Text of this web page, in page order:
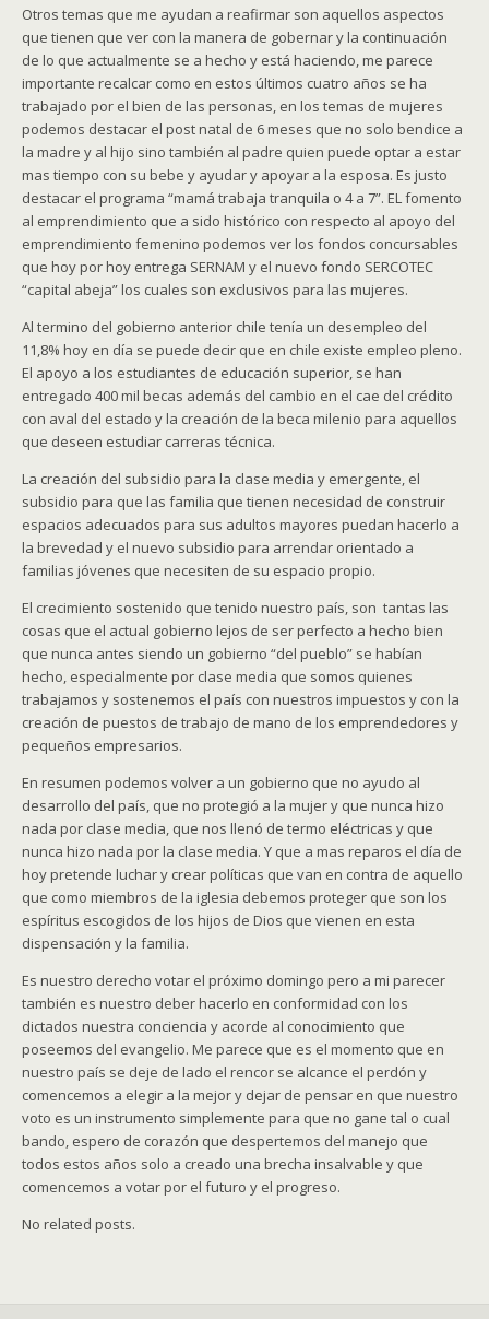
Otros temas que me ayudan a reafirmar son aquellos aspectos
que tienen que ver con la manera de gobernar y la continuación
de lo que actualmente se a hecho y está haciendo, me parece
importante recalcar como en estos últimos cuatro años se ha
trabajado por el bien de las personas, en los temas de mujeres
podemos destacar el post natal de 6 meses que no solo bendice a
la madre y al hijo sino también al padre quien puede optar a estar
mas tiempo con su bebe y ayudar y apoyar a la esposa. Es justo
destacar el programa “mamá trabaja tranquila o 4 a 7”. EL fomento
al emprendimiento que a sido histórico con respecto al apoyo del
emprendimiento femenino podemos ver los fondos concursables
que hoy por hoy entrega SERNAM y el nuevo fondo SERCOTEC
“capital abeja” los cuales son exclusivos para las mujeres.
Al termino del gobierno anterior chile tenía un desempleo del
11,8% hoy en día se puede decir que en chile existe empleo pleno.
El apoyo a los estudiantes de educación superior, se han
entregado 400 mil becas además del cambio en el cae del crédito
con aval del estado y la creación de la beca milenio para aquellos
que deseen estudiar carreras técnica.
La creación del subsidio para la clase media y emergente, el
subsidio para que las familia que tienen necesidad de construir
espacios adecuados para sus adultos mayores puedan hacerlo a
la brevedad y el nuevo subsidio para arrendar orientado a
familias jóvenes que necesiten de su espacio propio.
El crecimiento sostenido que tenido nuestro país, son tantas las
cosas que el actual gobierno lejos de ser perfecto a hecho bien
que nunca antes siendo un gobierno “del pueblo” se habían
hecho, especialmente por clase media que somos quienes
trabajamos y sostenemos el país con nuestros impuestos y con la
creación de puestos de trabajo de mano de los emprendedores y
pequeños empresarios.
En resumen podemos volver a un gobierno que no ayudo al
desarrollo del país, que no protegió a la mujer y que nunca hizo
nada por clase media, que nos llenó de termo eléctricas y que
nunca hizo nada por la clase media. Y que a mas reparos el día de
hoy pretende luchar y crear políticas que van en contra de aquello
que como miembros de la iglesia debemos proteger que son los
espíritus escogidos de los hijos de Dios que vienen en esta
dispensación y la familia.
Es nuestro derecho votar el próximo domingo pero a mi parecer
también es nuestro deber hacerlo en conformidad con los
dictados nuestra conciencia y acorde al conocimiento que
poseemos del evangelio. Me parece que es el momento que en
nuestro país se deje de lado el rencor se alcance el perdón y
comencemos a elegir a la mejor y dejar de pensar en que nuestro
voto es un instrumento simplemente para que no gane tal o cual
bando, espero de corazón que despertemos del manejo que
todos estos años solo a creado una brecha insalvable y que
comencemos a votar por el futuro y el progreso.
No related posts.